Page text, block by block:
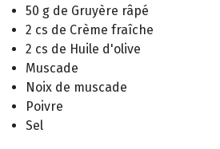
50 g de Gruyère râpé
2 cs de Crème fraîche
2 cs de Huile d'olive
Muscade
Noix de muscade
Poivre
Sel